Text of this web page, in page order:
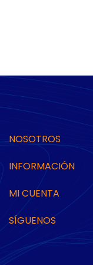
NOSOTROS
INFORMACIÓN
MI CUENTA
SÍGUENOS